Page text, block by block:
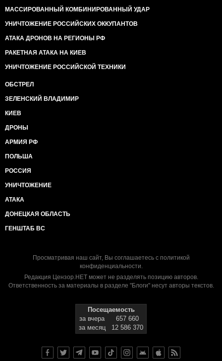
МАССИРОВАННЫЙ КОМБИНИРОВАННЫЙ УДАР
УНИЧТОЖЕНИЕ РОССИЙСКИХ ОККУПАНТОВ
АТАКА ДРОНОВ НА РЕГИОНЫ РФ
РАКЕТНАЯ АТАКА НА КИЕВ
УНИЧТОЖЕНИЕ РОССИЙСКОЙ ТЕХНИКИ
ОБСТРЕЛ
ЗЕЛЕНСКИЙ ВЛАДИМИР
КИЕВ
ДРОНЫ
АРМИЯ РФ
ПОЛЬША
РОССИЯ
УНИЧТОЖЕНИЕ
АТАКА
ДОНЕЦКАЯ ОБЛАСТЬ
ГЕНШТАБ ВС
Просматривая наш сайт, Вы соглашаетесь с политикой
конфиденциальности.
Редакция Цензор.НЕТ может не разделять позицию авторов.
Ответственность за материалы в разделе "Блоги" несут авторы текстов.
Посещаемость
за вчера
657 660
за месяц
12 586 370